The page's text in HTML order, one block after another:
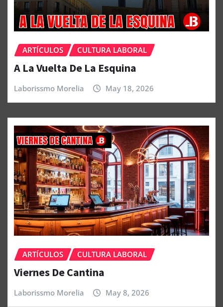
ARTÍCULOS CULTURA LABORAL
A La Vuelta De La Esquina
Laborissmo Morelia May 18, 2026
ARTÍCULOS CULTURA LABORAL
Viernes De Cantina
Laborissmo Morelia May 8, 2026